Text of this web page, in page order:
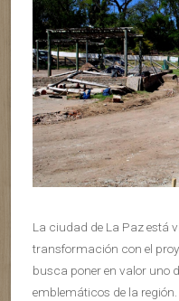
La ciudad de La Paz está
transformación con el
busca poner en valor uno
emblemáticos de la